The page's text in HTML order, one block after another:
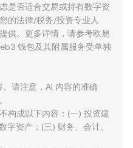
是否适合交易或持有数字资
的法律/税务/投资专业人
供。更多详情，请参考欧易
钱包及其附属服务受单独
请注意，AI 内容的准确
构成以下内容：(一) 投资建
字资产；(三) 财务、会计、